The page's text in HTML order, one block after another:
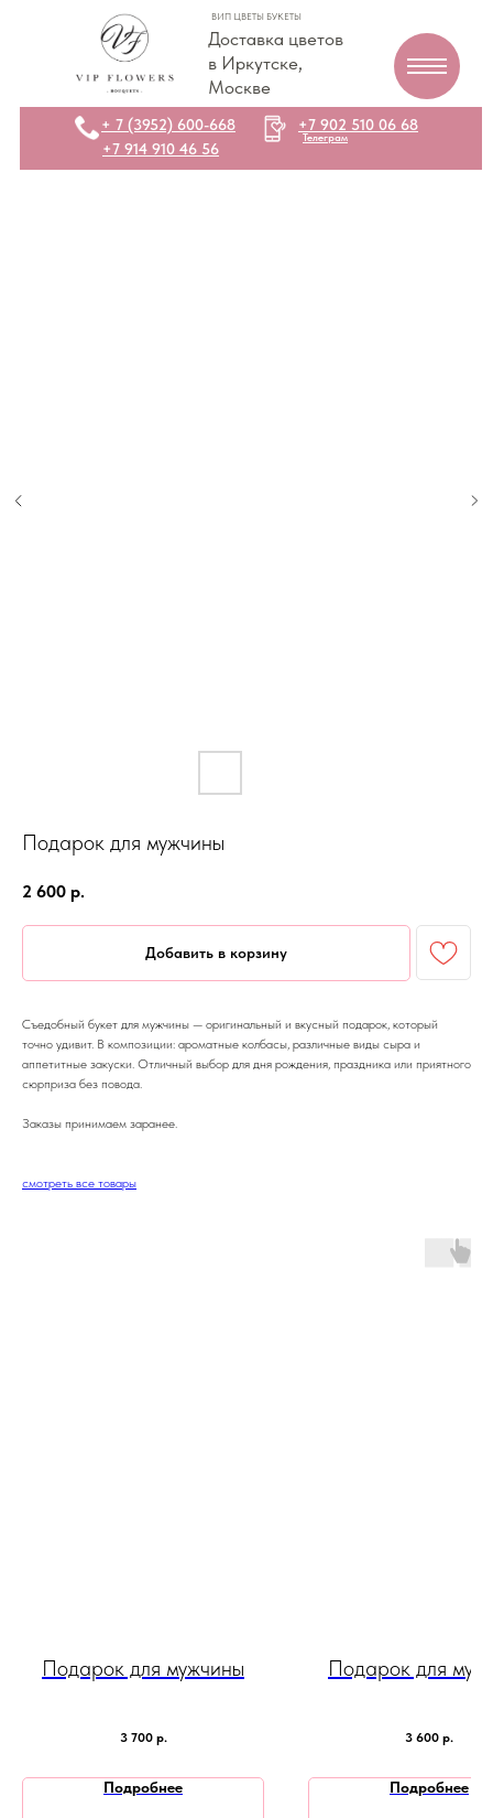
Доставка цветов
в Иркутске,
Москве
ВИП ЦВЕТЫ БУКЕТЫ
+7 914 910 46 56
+7 902 510 06 68
Телеграм
+ 7 (3952) 600-668
Подарок для мужчины
2 600 р.
Добавить в корзину
Съедобный букет для мужчины — оригинальный и вкусный подарок, который
точно удивит. В композиции: ароматные колбасы, различные виды сыра и
аппетитные закуски. Отличный выбор для дня рождения, праздника или приятного
сюрприза без повода.
Заказы принимаем заранее.
смотреть все товары
Подарок для мужчины
3 700 р.
Подробнее
Подарок для
3 600 р.
Подробнее